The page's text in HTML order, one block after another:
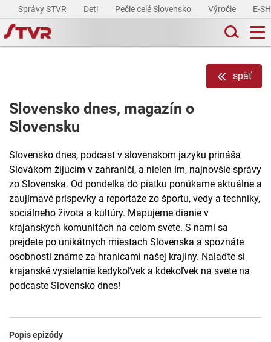
Správy STVR Deti Pečie celé Slovensko Výročie E-
späť
Slovensko dnes, magazín o
Slovensku
Slovensko dnes, podcast v slovenskom jazyku prináša
Slovákom žijúcim v zahraničí, a nielen im, najnovšie správy
zo Slovenska. Od pondelka do piatku ponúkame aktuálne a
zaujímavé príspevky a reportáže zo športu, vedy a techniky,
sociálneho života a kultúry. Mapujeme dianie v
krajanských komunitách na celom svete. S nami sa
prejdete po unikátnych miestach Slovenska a spoznáte
osobnosti známe za hranicami našej krajiny. Nalaďte si
krajanské vysielanie kedykoľvek a kdekoľvek na svete na
podcaste Slovensko dnes!
Popis epizódy